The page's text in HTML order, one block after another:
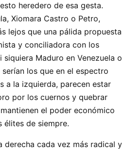
heredero de esa gesta.
Xiomara Castro o Petro,
lejos que una pálida propuesta
y conciliadora con los
Maduro en Venezuela o
los que en el espectro
a la izquierda, parecen estar
por los cuernos y quebrar
el poder económico
élites de siempre.
derecha cada vez más radical y